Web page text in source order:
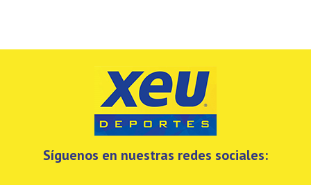
Síguenos en nuestras redes sociales: